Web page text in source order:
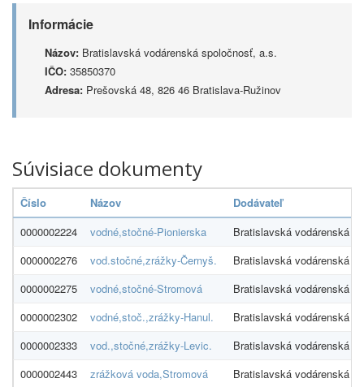
Informácie
Názov: Bratislavská vodárenská spoločnosť, a.s.
IČO: 35850370
Adresa: Prešovská 48, 826 46 Bratislava-Ružinov
Súvisiace dokumenty
Číslo Názov
Dodávateľ
0000002224
vodné,stočné-Pionierska
Bratislavská vodárenská
0000002276
vod.stočné,zrážky-Černyš.
Bratislavská vodárenská
0000002275
vodné,stočné-Stromová
Bratislavská vodárenská
0000002302
vodné,stoč.,zrážky-Hanul.
Bratislavská vodárenská
0000002333
vod.,stočné,zrážky-Levic.
Bratislavská vodárenská
0000002443
zrážková voda,Stromová
Bratislavská vodárenská